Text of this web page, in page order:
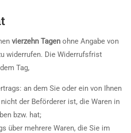
vierzehn Tagen ohne Angabe von
widerrufen. Die Widerrufsfrist
Tag,
an dem Sie oder ein von Ihnen
der Beförderer ist, die Waren in
bzw. hat;
über mehrere Waren, die Sie im